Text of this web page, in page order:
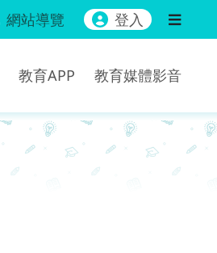
網站導覽 登入
教育APP 教育媒體影音